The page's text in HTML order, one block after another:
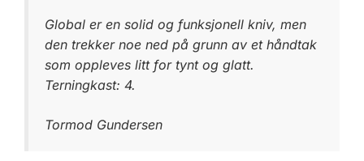
Global er en solid og funksjonell kniv, men
den trekker noe ned på grunn av et håndtak
som oppleves litt for tynt og glatt.
Terningkast: 4.
Tormod Gundersen